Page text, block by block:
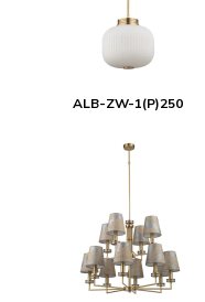
ALB-ZW-1(P)250